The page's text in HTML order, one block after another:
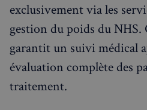
exclusivement via les
gestion du poids du NHS.
garantit un suivi médical
évaluation complète des
traitement.